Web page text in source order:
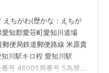
えちがわ(歴かな：えちが
知郡愛荘町愛知川道場
便局鉄道郵便路線 米原貴
川駅キロ程 愛知川駅
号 46005局番号 5為替貯